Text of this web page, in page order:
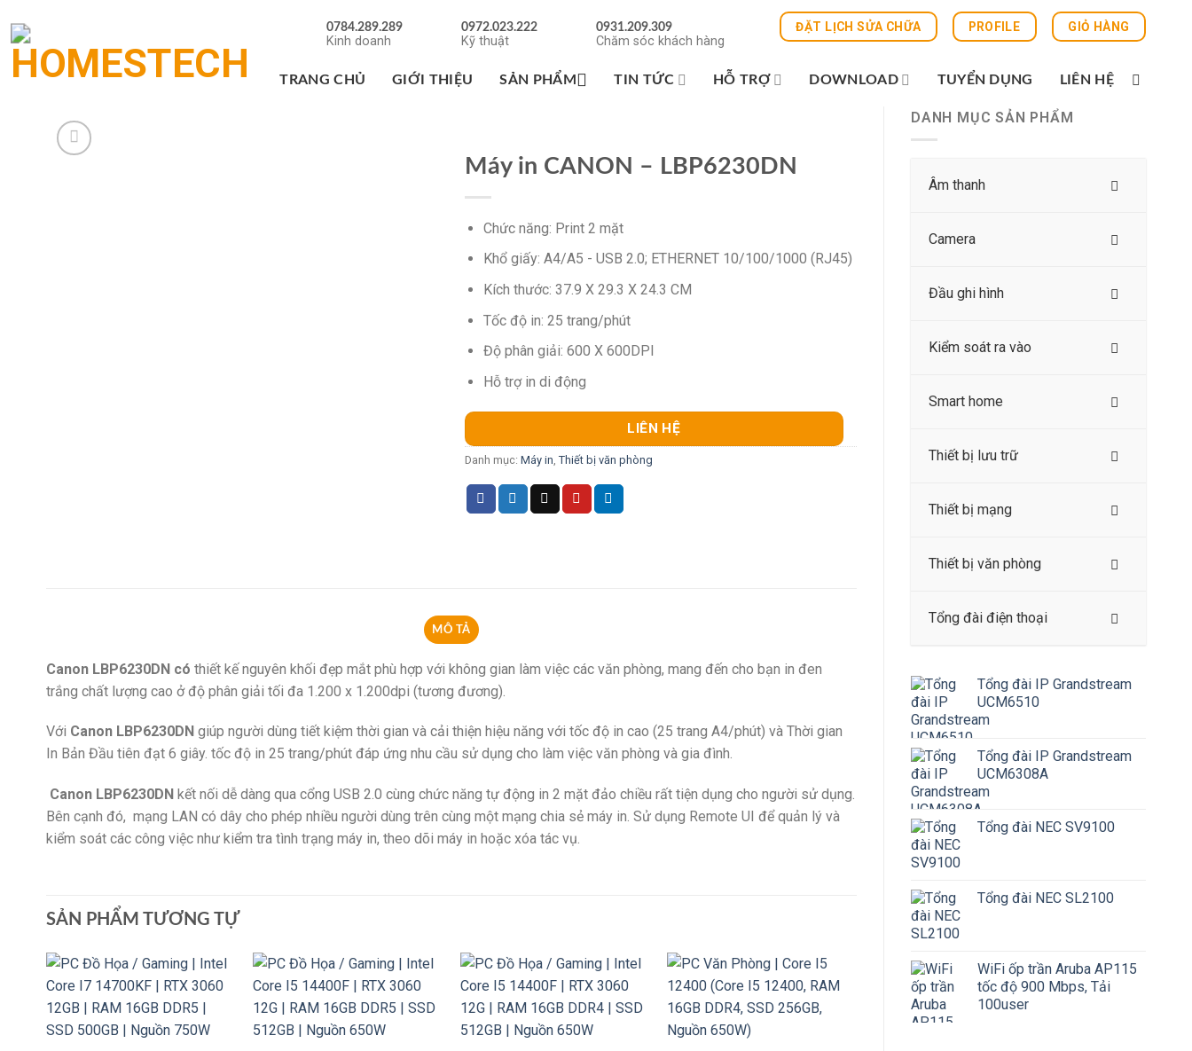
đến
nội
dung
0784.289.289
Kinh doanh
0972.023.222
Kỹ thuật
0931.209.309
Chăm sóc khách hàng
ĐẶT LỊCH SỬA CHỮA PROFILE GIỎ HÀNG
TRANG CHỦ GIỚI THIỆU SẢN PHẨM TIN TỨC HỖ TRỢ DOWNLOAD TUYỂN DỤNG LIÊN HỆ
DANH MỤC SẢN PHẨM
Âm thanh
Camera
Đầu ghi hình
Kiểm soát ra vào
Smart home
Thiết bị lưu trữ
Thiết bị mạng
Thiết bị văn phòng
Tổng đài điện thoại
Tổng đài IP Grandstream
UCM6510
Tổng đài IP Grandstream
UCM6308A
Tổng đài NEC SV9100
Tổng đài NEC SL2100
WiFi ốp trần Aruba AP115
tốc độ 900 Mbps, Tải
100user
Máy in CANON – LBP6230DN
Chức năng: Print 2 mặt
Khổ giấy: A4/A5 - USB 2.0; ETHERNET 10/100/1000 (RJ45)
Kích thước: 37.9 X 29.3 X 24.3 CM
Tốc độ in: 25 trang/phút
Độ phân giải: 600 X 600DPI
Hỗ trợ in di động
LIÊN HỆ
Danh mục: Máy in Thiết bị văn phòng
MÔ TẢ
Canon LBP6230DN có thiết kế nguyên khối đẹp mắt phù hợp với không gian làm việc các văn phòng, mang đến cho bạn in đen
trắng chất lượng cao ở độ phân giải tối đa 1.200 x 1.200dpi (tương đương).
Với Canon LBP6230DN giúp người dùng tiết kiệm thời gian và cải thiện hiệu năng với tốc độ in cao (25 trang A4/phút) và Thời gian
In Bản Đầu tiên đạt 6 giây. tốc độ in 25 trang/phút đáp ứng nhu cầu sử dụng cho làm việc văn phòng và gia đình.
Canon LBP6230DN kết nối dễ dàng qua cổng USB 2.0 cùng chức năng tự động in 2 mặt đảo chiều rất tiện dụng cho người sử dụng.
Bên cạnh đó, mạng LAN có dây cho phép nhiều người dùng trên cùng một mạng chia sẻ máy in. Sử dụng Remote UI để quản lý và
kiểm soát các công việc như kiểm tra tình trạng máy in, theo dõi máy in hoặc xóa tác vụ.
SẢN PHẨM TƯƠNG TỰ